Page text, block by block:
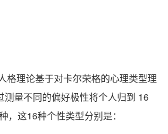
格理论基于对卡尔荣格的心理类型理
测量不同的偏好极性将个人归到 16
，这16种个性类型分别是：